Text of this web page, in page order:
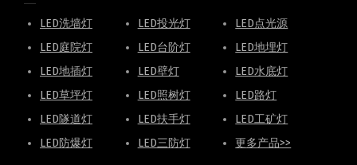
LED洗墙灯 LED投光灯
LED点光源
LED庭院灯
LED台阶灯
LED地埋灯
LED地插灯
LED壁灯
LED水底灯
LED草坪灯
LED照树灯
LED路灯
LED隧道灯
LED扶手灯
LED工矿灯
LED防爆灯
LED三防灯 更多产品>>